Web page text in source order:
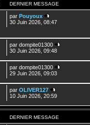
DERNIER MESSAGE
parPouyoux
30 Juin 2026, 08:47
pardompite01300
30 Juin 2026, 09:48
pardompite01300
29 Juin 2026, 09:03
parOLIVER127
10 Juin 2026, 20:59
DERNIER MESSAGE